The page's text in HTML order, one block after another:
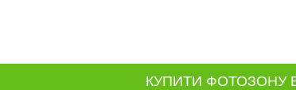
КУПИТИ ФОТОЗОНУ